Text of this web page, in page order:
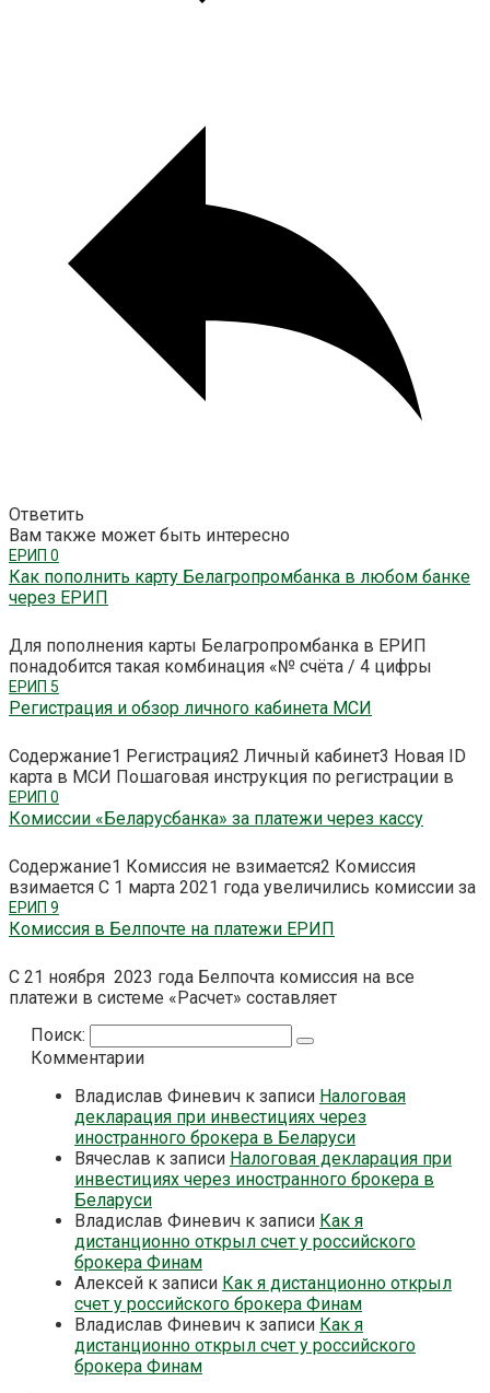
Ответить
Вам также может быть интересно
ЕРИП 0
Как пополнить карту Белагропромбанка в любом банке
через ЕРИП
Для пополнения карты Белагропромбанка в ЕРИП
понадобится такая комбинация «№ счёта / 4 цифры
ЕРИП 5
Регистрация и обзор личного кабинета МСИ
Содержание1 Регистрация2 Личный кабинет3 Новая ID
карта в МСИ Пошаговая инструкция по регистрации в
ЕРИП 0
Комиссии «Беларусбанка» за платежи через кассу
Содержание1 Комиссия не взимается2 Комиссия
взимается С 1 марта 2021 года увеличились комиссии за
ЕРИП 9
Комиссия в Белпочте на платежи ЕРИП
С 21 ноября 2023 года Белпочта комиссия на все
платежи в системе «Расчет» составляет
Поиск:
Комментарии
Владислав Финевич к записи Налоговая
декларация при инвестициях через
иностранного брокера в Беларуси
Вячеслав к записи Налоговая декларация при
инвестициях через иностранного брокера в
Беларуси
Владислав Финевич к записи Как я
дистанционно открыл счет у российского
брокера Финам
Алексей к записи Как я дистанционно открыл
счет у российского брокера Финам
Владислав Финевич к записи Как я
дистанционно открыл счет у российского
брокера Финам